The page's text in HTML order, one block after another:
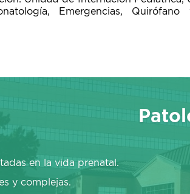
Emergencias,
en la vida prenatal.
y complejas.